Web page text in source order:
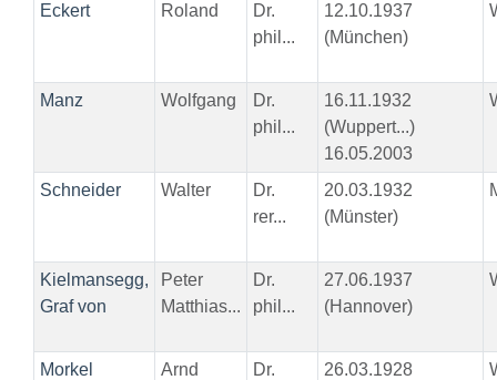
Eckert Roland
Dr.
phil...
12.10.1937
(München)
Manz Wolfgang
Dr.
phil...
16.11.1932
(Wuppert...)
16.05.2003
Schneider Walter
Dr.
rer...
20.03.1932
(Münster)
Kielmansegg,
Graf von
Peter
Matthias...
Dr.
phil...
27.06.1937
(Hannover)
Morkel Arnd
Dr.
26.03.1928